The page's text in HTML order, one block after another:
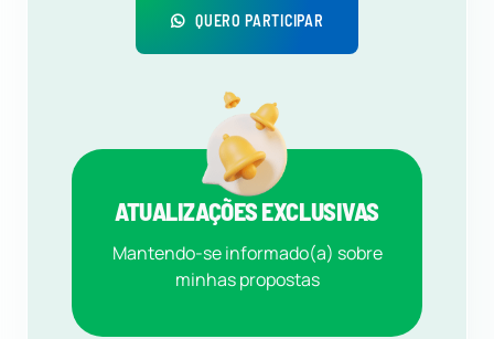
QUERO PARTICIPAR
ATUALIZAÇÕES EXCLUSIVAS
Mantendo-se informado(a) sobre
minhas propostas